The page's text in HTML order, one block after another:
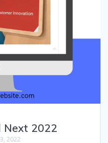
Next 2022
2022